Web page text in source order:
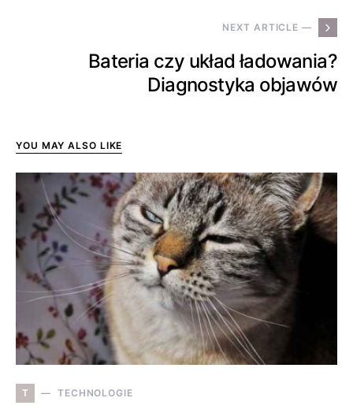
NEXT ARTICLE —
Bateria czy układ ładowania?
Diagnostyka objawów
YOU MAY ALSO LIKE
T TECHNOLOGIE